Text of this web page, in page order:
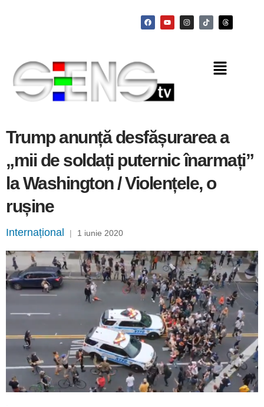
Trump anunță desfășurarea a
„mii de soldați puternic înarmați”
la Washington / Violențele, o
rușine
Internațional | 1 iunie 2020